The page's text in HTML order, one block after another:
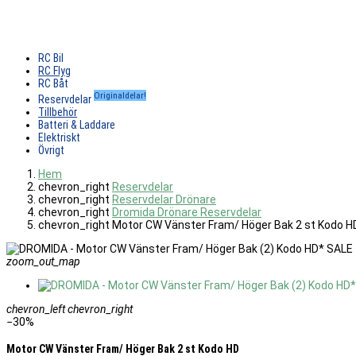
RC Bil
RC Flyg
RC Båt
Reservdelar Originaldelar!
Tillbehör
Batteri & Laddare
Elektriskt
Övrigt
Hem
chevron_right Reservdelar
chevron_right Reservdelar Drönare
chevron_right Dromida Drönare Reservdelar
chevron_right Motor CW Vänster Fram/ Höger Bak 2 st Kodo
zoom_out_map
chevron_leftchevron_right
−30%
Motor CW Vänster Fram/ Höger Bak 2 st Kodo HD